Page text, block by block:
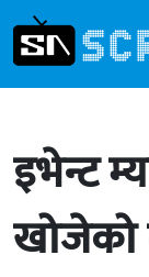
इभेन्ट
खोजेको